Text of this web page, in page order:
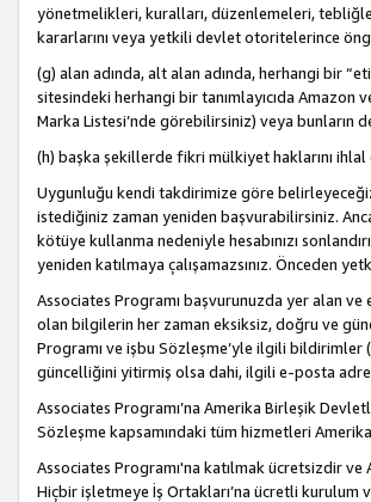
yönetmelikleri, kuralları, düzenlemeleri,
kararlarını veya yetkili devlet otoritelerince
(g) alan adında, alt alan adında, herhangi bir
sitesindeki herhangi bir tanımlayıcıda
Marka Listesi’nde görebilirsiniz) veya bunların
(h) başka şekillerde fikri mülkiyet haklarını ihlal
Uygunluğu kendi takdirimize göre
istediğiniz zaman yeniden başvurabilirsiniz.
kötüye kullanma nedeniyle hesabınızı
yeniden katılmaya çalışamazsınız. Önceden
Associates Programı başvurunuzda yer alan
olan bilgilerin her zaman eksiksiz, doğru ve
Programı ve işbu Sözleşme’yle ilgili
güncelliğini yitirmiş olsa dahi, ilgili e-posta
Associates Programı’na Amerika Birleşik
Sözleşme kapsamındaki tüm hizmetleri
Associates Programı'na katılmak ücretsizdir ve
Hiçbir işletmeye İş Ortakları’na ücretli kurulum